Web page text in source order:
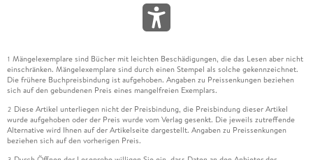
1 Mängelexemplare sind Bücher mit leichten Beschädigungen, die das Lesen aber nicht
einschränken. Mängelexemplare sind durch einen Stempel als solche gekennzeichnet.
Die frühere Buchpreisbindung ist aufgehoben. Angaben zu Preissenkungen beziehen
sich auf den gebundenen Preis eines mangelfreien Exemplars.
2 Diese Artikel unterliegen nicht der Preisbindung, die Preisbindung dieser Artikel
wurde aufgehoben oder der Preis wurde vom Verlag gesenkt. Die jeweils zutreffende
Alternative wird Ihnen auf der Artikelseite dargestellt. Angaben zu Preissenkungen
beziehen sich auf den vorherigen Preis.